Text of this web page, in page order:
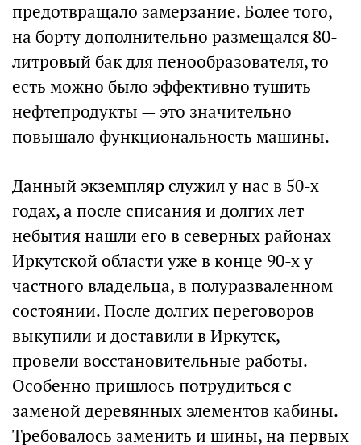
предотвращало замерзание. Более того,
на борту дополнительно размещался 80-
литровый бак для пенообразователя, то
есть можно было эффективно тушить
нефтепродукты — это значительно
повышало функциональность машины.
Данный экземпляр служил у нас в 50-х
годах, а после списания и долгих лет
небытия нашли его в северных районах
Иркутской области уже в конце 90-х у
частного владельца, в полуразваленном
состоянии. После долгих переговоров
выкупили и доставили в Иркутск,
провели восстановительные работы.
Особенно пришлось потрудиться с
заменой деревянных элементов кабины.
Требовалось заменить и шины, на первых